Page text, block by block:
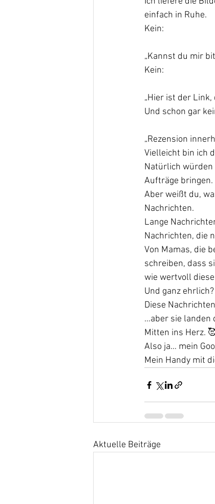
einfach in Ruhe.
Kein:
„Kannst du mir
Kein:
„Hier ist der
Und schon gar
„Rezension
Vielleicht bin ich
Natürlich
Aufträge bringen.
Aber weißt du,
Nachrichten.
Lange
Nachrichten, die
Von Mamas, die
schreiben, dass
wie wertvoll
Und ganz ehrlich?
Diese
…aber sie landen
Mitten ins Herz.
Also ja… mein
Mein Handy mit
Aktuelle Beiträge